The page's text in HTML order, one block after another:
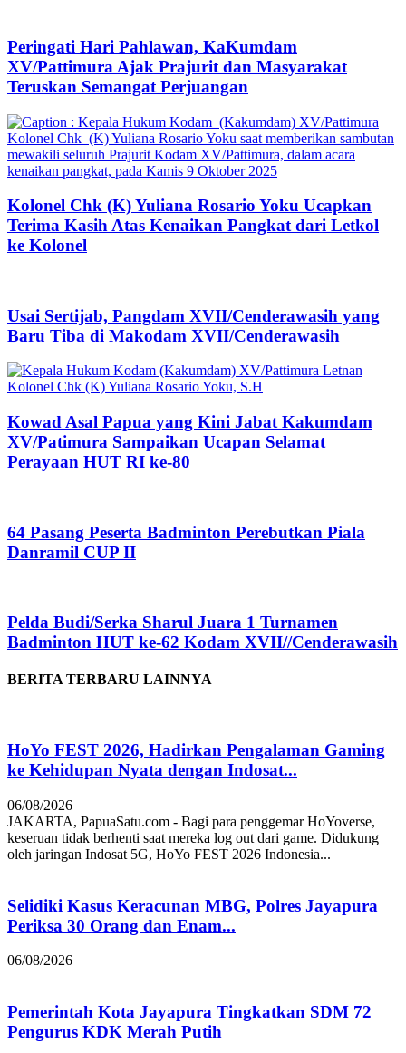
Peringati Hari Pahlawan, KaKumdam
XV/Pattimura Ajak Prajurit dan Masyarakat
Teruskan Semangat Perjuangan
Kolonel Chk (K) Yuliana Rosario Yoku Ucapkan
Terima Kasih Atas Kenaikan Pangkat dari Letkol
ke Kolonel
Usai Sertijab, Pangdam XVII/Cenderawasih yang
Baru Tiba di Makodam XVII/Cenderawasih
Kowad Asal Papua yang Kini Jabat Kakumdam
XV/Patimura Sampaikan Ucapan Selamat
Perayaan HUT RI ke-80
64 Pasang Peserta Badminton Perebutkan Piala
Danramil CUP II
Pelda Budi/Serka Sharul Juara 1 Turnamen
Badminton HUT ke-62 Kodam XVII//Cenderawasih
BERITA TERBARU LAINNYA
HoYo FEST 2026, Hadirkan Pengalaman Gaming
ke Kehidupan Nyata dengan Indosat...
06/08/2026
JAKARTA, PapuaSatu.com - Bagi para penggemar HoYoverse,
keseruan tidak berhenti saat mereka log out dari game. Didukung
oleh jaringan Indosat 5G, HoYo FEST 2026 Indonesia...
Selidiki Kasus Keracunan MBG, Polres Jayapura
Periksa 30 Orang dan Enam...
06/08/2026
Pemerintah Kota Jayapura Tingkatkan SDM 72
Pengurus KDK Merah Putih